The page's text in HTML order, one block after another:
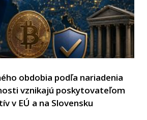
obdobia podľa nariadenia
vznikajú poskytovateľom
v EÚ a na Slovensku